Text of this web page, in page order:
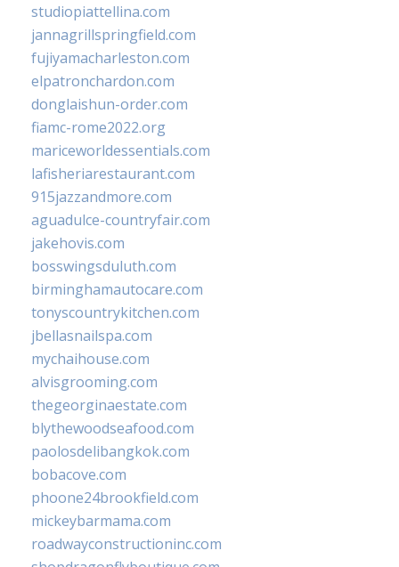
studiopiattellina.com
jannagrillspringfield.com
fujiyamacharleston.com
elpatronchardon.com
donglaishun-order.com
fiamc-rome2022.org
mariceworldessentials.com
lafisheriarestaurant.com
915jazzandmore.com
aguadulce-countryfair.com
jakehovis.com
bosswingsduluth.com
birminghamautocare.com
tonyscountrykitchen.com
jbellasnailspa.com
mychaihouse.com
alvisgrooming.com
thegeorginaestate.com
blythewoodseafood.com
paolosdelibangkok.com
bobacove.com
phoone24brookfield.com
mickeybarmama.com
roadwayconstructioninc.com